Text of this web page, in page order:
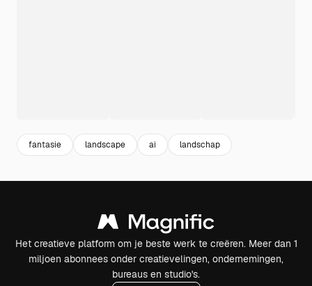
fantasie landscape ai landschap
Het creatieve platform om je beste werk te creëren. Meer dan 1
miljoen abonnees onder creatievelingen, ondernemingen,
bureaus en studio's.